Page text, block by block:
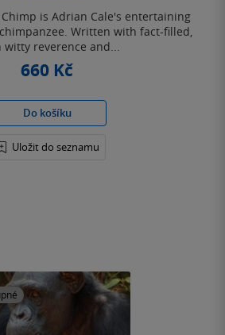
is Adrian Cale's entertaining
Written with fact-filled,
witty reverence and...
660 Kč
Do košíku
Uložit do seznamu